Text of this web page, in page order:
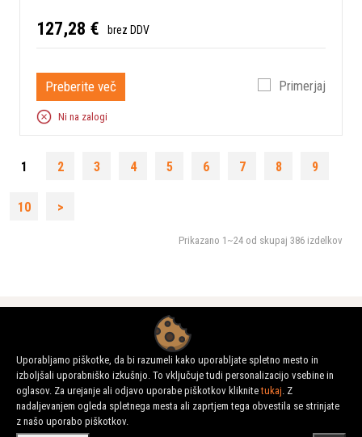
127,28 € brez DDV
Preberite več Primerjaj
Ni na zalogi
1 2 3 4 5 6 7 8 9
10 >
Prikazano 1~24 od skupaj 386 izdelkov
Uporabljamo piškotke, da bi razumeli kako uporabljate spletno mesto in
izboljšali uporabniško izkušnjo. To vključuje tudi personalizacijo vsebine in
oglasov. Za urejanje ali odjavo uporabe piškotkov kliknitetukaj. Z
nadaljevanjem ogleda spletnega mesta ali zaprtjem tega obvestila se strinjate
z našo uporabo piškotkov.
Trgovina - zastopanje - servis
Letališka 32, 1000 Ljubljana, Slovenija